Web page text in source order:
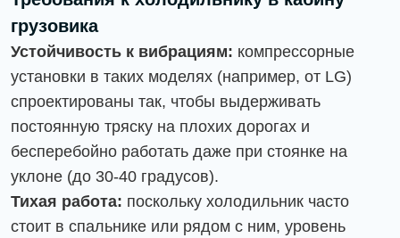
грузовика
Устойчивость к вибрациям: компрессорные
установки в таких моделях (например, от LG)
спроектированы так, чтобы выдерживать
постоянную тряску на плохих дорогах и
бесперебойно работать даже при стоянке на
уклоне (до 30-40 градусов).
Тихая работа: поскольку холодильник часто
стоит в спальнике или рядом с ним, уровень